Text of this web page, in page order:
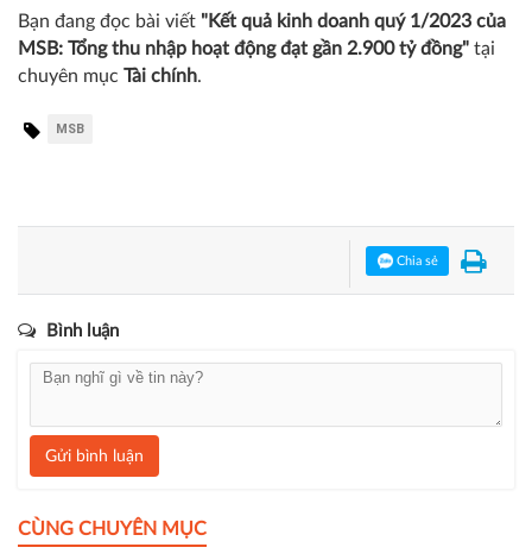
Bạn đang đọc bài viết "Kết quả kinh doanh quý 1/2023 của
MSB: Tổng thu nhập hoạt động đạt gần 2.900 tỷ đồng" tại
chuyên mục Tài chính.
MSB
Chia sẻ
Bình luận
Gửi bình luận
CÙNG CHUYÊN MỤC